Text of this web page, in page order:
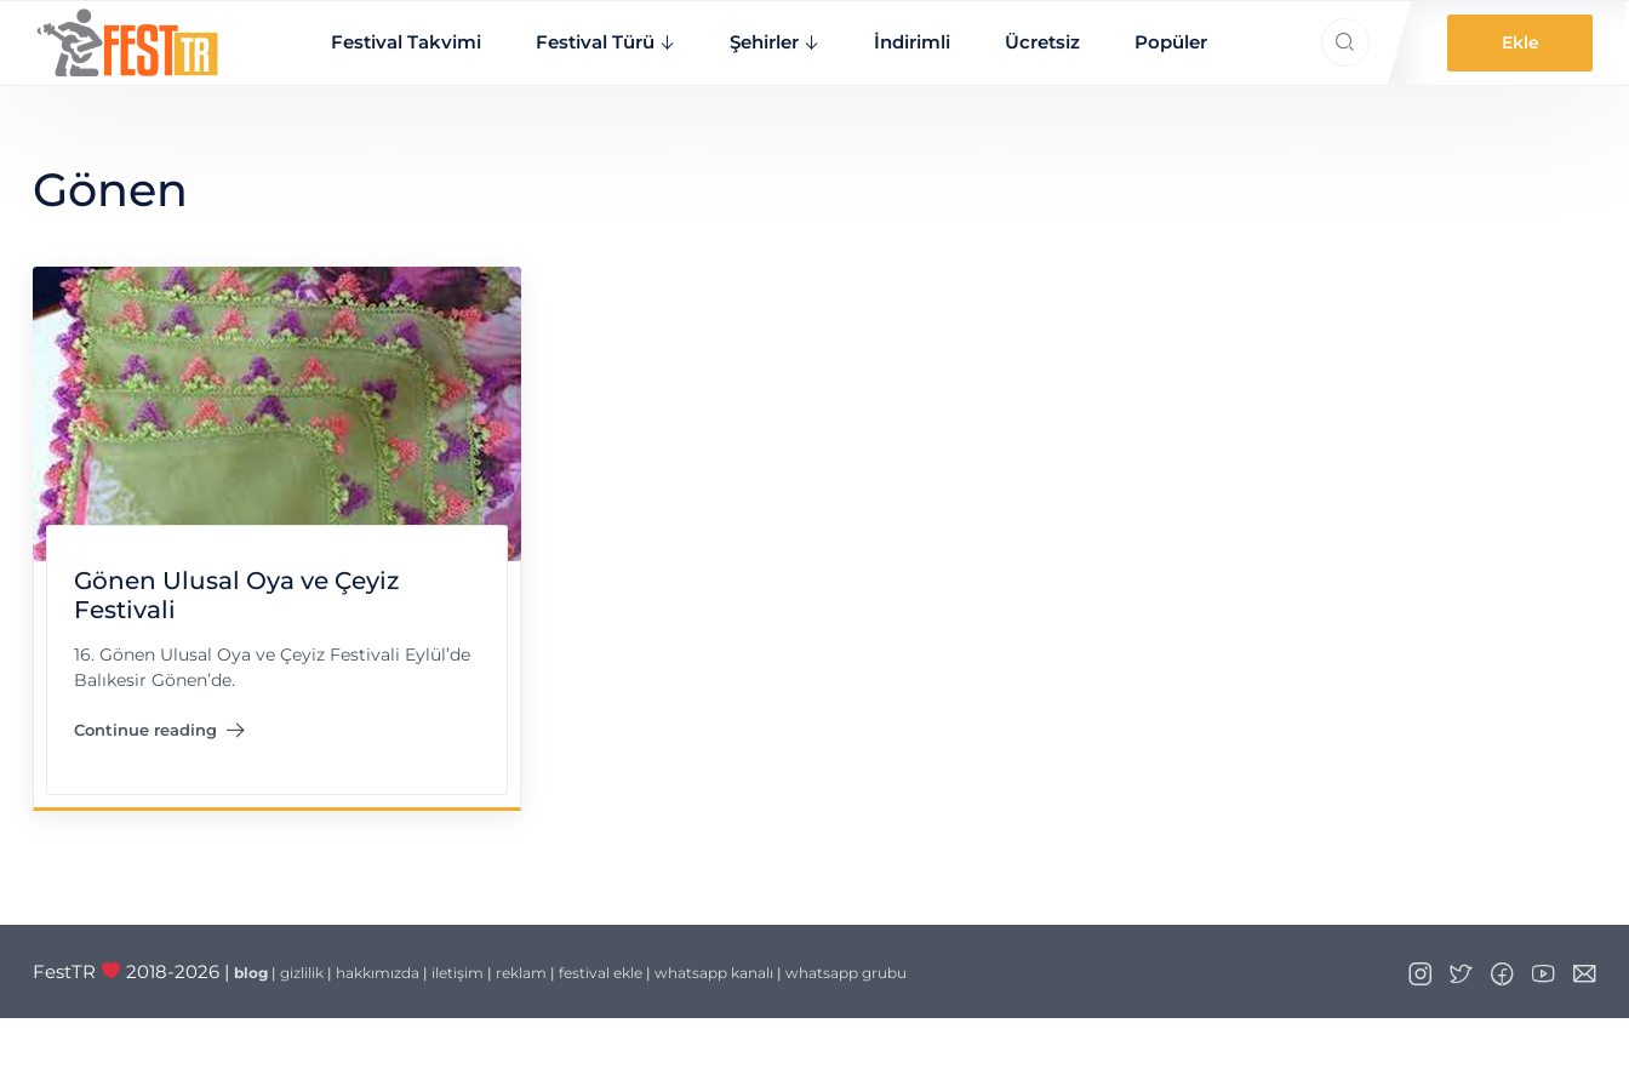
Ana içeriğe atla
Festival Takvimi
Festival Türü Şehirler İndirimli Ücretsiz Popüler Ekle
ne aradınız?
Gönen
Gönen Ulusal Oya ve Çeyiz
Festivali
16. Gönen Ulusal Oya ve Çeyiz Festivali Eylül’de
Balıkesir Gönen’de.
Continue reading
"Gönen Ulusal Oya ve Çeyiz Festivali"
FestTR 2018-2026 | blog| gizlilik| hakkımızda | iletişim | reklam | festival ekle| whatsapp kanalı | whatsapp grubu